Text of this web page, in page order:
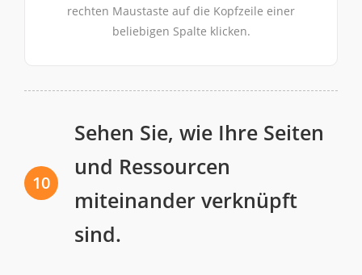
rechten Maustaste auf die Kopfzeile einer
beliebigen Spalte klicken.
10
Sehen Sie, wie Ihre Seiten
und Ressourcen
miteinander verknüpft
sind.